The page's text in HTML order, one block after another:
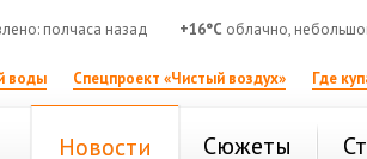
полчаса назад +16°C облачно,
воды Спецпроект «Чистый воздух» Где
Новости Сюжеты